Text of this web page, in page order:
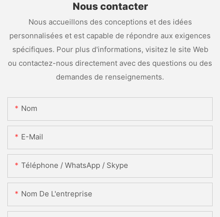
Nous contacter
Nous accueillons des conceptions et des idées
personnalisées et est capable de répondre aux exigences
spécifiques. Pour plus d'informations, visitez le site Web
ou contactez-nous directement avec des questions ou des
demandes de renseignements.
Nom
E-Mail
Téléphone / WhatsApp / Skype
Nom De L'entreprise